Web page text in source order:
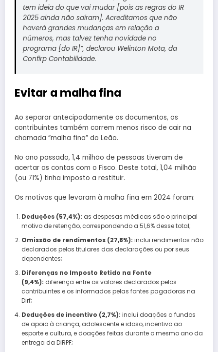
tem ideia do que vai mudar [pois as regras do IR
2025 ainda não saíram]. Acreditamos que não
haverá grandes mudanças em relação a
números, mas talvez tenha novidade no
programa [do IR]”, declarou Welinton Mota, da
Confirp Contabilidade.
Evitar a malha fina
Ao separar antecipadamente os documentos, os
contribuintes também correm menos risco de cair na
chamada “malha fina” do Leão.
No ano passado, 1,4 milhão de pessoas tiveram de
acertar as contas com o Fisco. Deste total, 1,04 milhão
(ou 71%) tinha imposto a restituir.
Os motivos que levaram à malha fina em 2024 foram:
Deduções (57,4%): as despesas médicas são o principal
motivo de retenção, correspondendo a 51,6% desse total;
Omissão de rendimentos (27,8%): inclui rendimentos não
declarados pelos titulares das declarações ou por seus
dependentes;
Diferenças no Imposto Retido na Fonte
(9,4%): diferença entre os valores declarados pelos
contribuintes e os informados pelas fontes pagadoras na
Dirf;
Deduções de incentivo (2,7%): inclui doações a fundos
de apoio à criança, adolescente e idoso, incentivo ao
esporte e cultura, e doações feitas durante o mesmo ano da
entrega da DIRPF;